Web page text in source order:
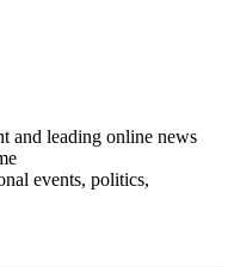
and leading online news
events, politics,